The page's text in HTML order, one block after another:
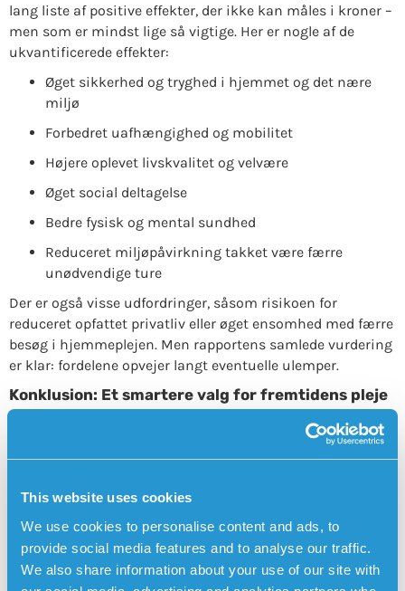
This website uses cookies
We use cookies to personalise content and ads, to
provide social media features and to analyse our traffic.
We also share information about your use of our site with
lang liste af positive effekter, der ikke kan måles i kroner –
men som er mindst lige så vigtige. Her er nogle af de
ukvantificerede effekter:
Øget sikkerhed og tryghed i hjemmet og det nære
miljø
Forbedret uafhængighed og mobilitet
Højere oplevet livskvalitet og velvære
Øget social deltagelse
Bedre fysisk og mental sundhed
Reduceret miljøpåvirkning takket være færre
unødvendige ture
Der er også visse udfordringer, såsom risikoen for
reduceret opfattet privatliv eller øget ensomhed med færre
besøg i hjemmeplejen. Men rapportens samlede vurdering
er klar: fordelene opvejer langt eventuelle ulemper.
Konklusion: Et smartere valg for fremtidens pleje
Sensorems mobile tryghedsalarm er ikke blot et teknisk
hjælpemiddel – det er en løsning, der styrker den enkeltes
for at føle sig trygge og mobile, uden at være bundet til
deres hjem, forbedres deres livskvalitet dramatisk.
Vi ser nu frem til, at flere kommuner deltager i den
positive udvikling, som pilotprojekterne i Karlskrona og